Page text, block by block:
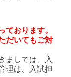
ております。
だいてもご対
ましては、入
理は、入試担